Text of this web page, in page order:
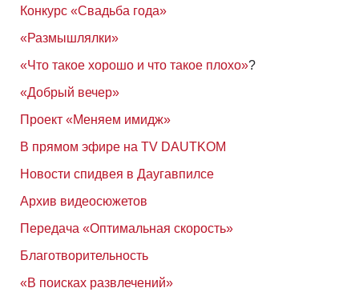
Конкурс «Свадьба года»
«Размышлялки»
«Что такое хорошо и что такое плохо»?
«Добрый вечер»
Проект «Меняем имидж»
В прямом эфире на TV DAUTKOM
Новости спидвея в Даугавпилсе
Архив видеосюжетов
Передача «Оптимальная скорость»
Благотворительность
«В поисках развлечений»